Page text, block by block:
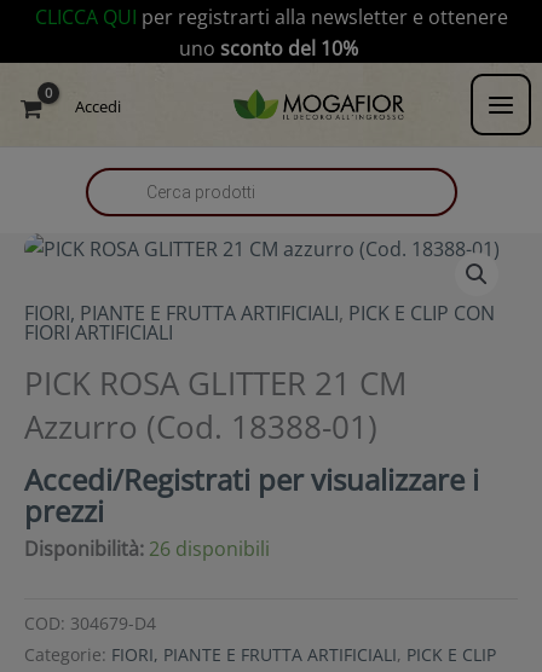
contenuto
CLICCA QUI per registrarti alla newsletter e ottenere
uno sconto del 10%
Accedi
Products
search
FIORI, PIANTE E FRUTTA ARTIFICIALI, PICK E CLIP CON
FIORI ARTIFICIALI
PICK ROSA GLITTER 21 CM
Azzurro (Cod. 18388-01)
Accedi/Registrati per visualizzare i
prezzi
Disponibilità: 26 disponibili
COD: 304679-D4
Categorie: FIORI, PIANTE E FRUTTA ARTIFICIALI, PICK E CLIP
modal-check